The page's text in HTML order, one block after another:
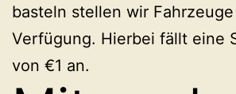
basteln stellen wir
Verfügung. Hierbei fällt eine
von €1 an.